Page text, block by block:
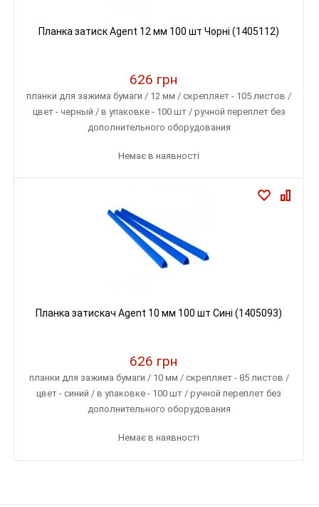
Планка затиск Agent 12 мм 100 шт Чорні (1405112)
626 грн
планки для зажима бумаги / 12 мм / скрепляет - 105 листов /
цвет - черный / в упаковке - 100 шт / ручной переплет без
дополнительного оборудования
Немає в наявності
Планка затискач Agent 10 мм 100 шт Сині (1405093)
626 грн
планки для зажима бумаги / 10 мм / скрепляет - 85 листов /
цвет - синий / в упаковке - 100 шт / ручной переплет без
дополнительного оборудования
Немає в наявності